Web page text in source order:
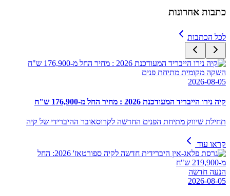
כתבות אחרונות
לכל הכתבות
השקה מקומית מתיחת פנים
2026-08-05
קיה נירו הייבריד המעודכנת 2026 : מחיר החל מ-176,900 ש"ח
תחילת שיווק מתיחת הפנים החדשה לקרוסאובר ההיברידי של קיה
קראו עוד
הנעה חדשה
2026-08-05